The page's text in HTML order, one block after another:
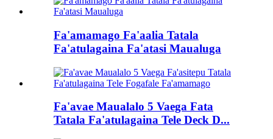
Fa'amamago Fa'aalia Tatala
Fa'atulagaina Fa'atasi Maualuga
Fa'avae Maualalo 5 Vaega Fata
Tatala Fa'atulagaina Tele Deck D...